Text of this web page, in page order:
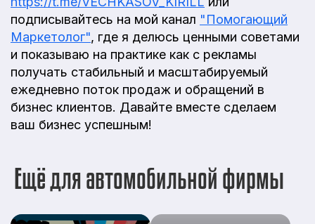
подписывайтесь на мой канал "Помогающий
Маркетолог", где я делюсь ценными советами
и показываю на практике как с рекламы
получать стабильный и масштабируемый
ежедневно поток продаж и обращений в
бизнес клиентов. Давайте вместе сделаем
ваш бизнес успешным!
Ещё для автомобильной фирмы